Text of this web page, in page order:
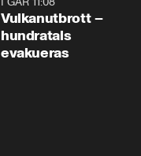
Vulkanutbrott –
hundratals
evakueras